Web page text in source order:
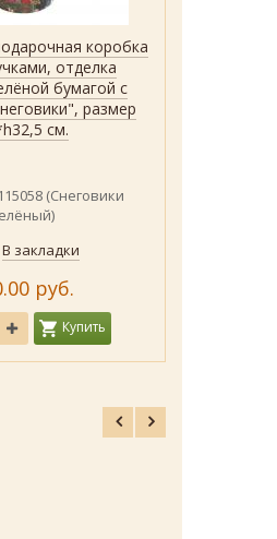
просмотркоробка
отделка
бумагой с
размер
см.
(Снеговики
В закладки
руб.
Купить